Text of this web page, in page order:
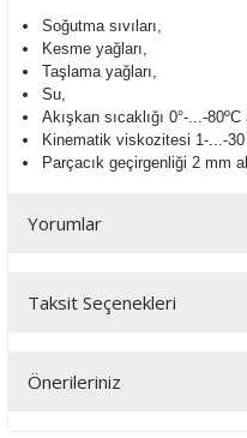
Soğutma sıvıları,
Kesme yağları,
Taşlama yağları,
Su,
Akışkan sıcaklığı0°-...-80ºC
Kinematik viskozitesi 1-...-30
Parçacık geçirgenliği 2 mm
Yorumlar
Bu ürüne ilk
Taksit Seçenekleri
Önerileriniz